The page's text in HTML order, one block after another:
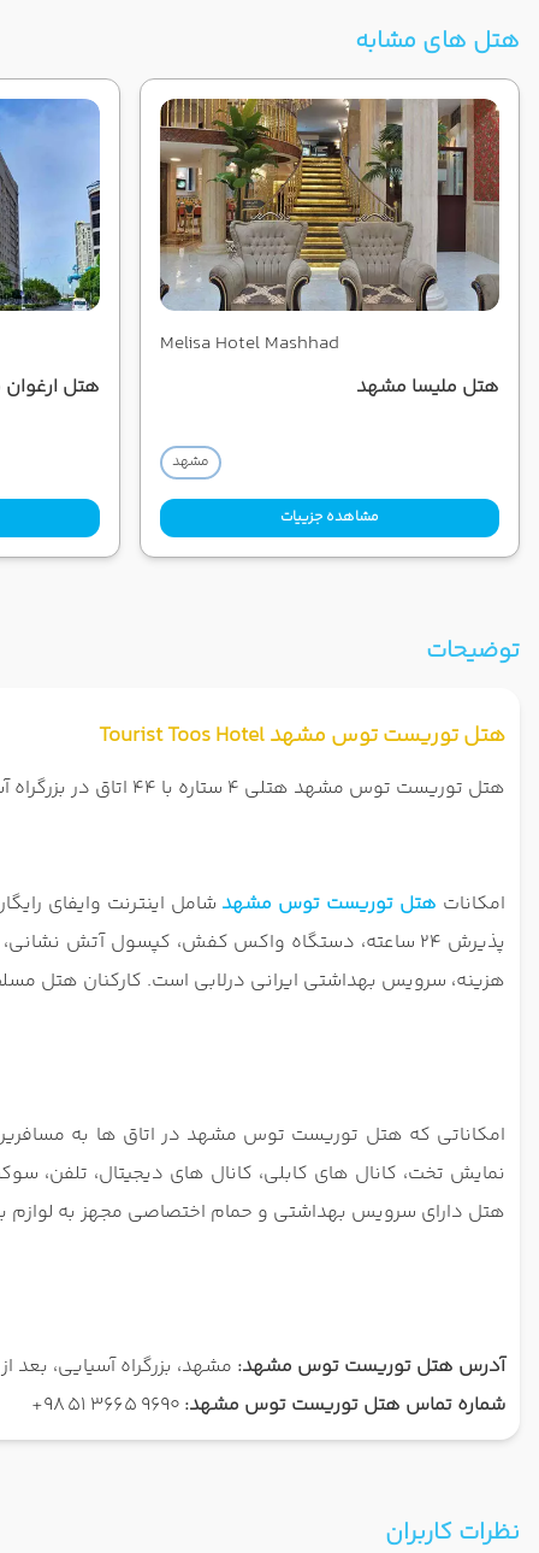
هتل های مشابه
Melisa Hotel Mashhad
هتل ملیسا مشهد
مشهد
مشاهده جزییات
هتل
توضیحات
هتل توریست توس مشهد Tourist Toos Hotel
هتل توریست توس مشهد هتلی 4 ستاره با 44 اتاق در بزرگراه آسیایی مشهد قرار دارد. از هتل توریست توس مشهد تا فرودگاه بین المللی مشهد 20 کیلومتر فاصله است.
امکانات هتل توریست توس مشهد شامل اینترنت وایفای
پذیرش 24 ساعته، دستگاه واکس کفش، کپسول آتش
هزینه، سرویس بهداشتی ایرانی درلابی است. کارکنان هتل
امکاناتی که هتل توریست توس مشهد در اتاق ها به
نمایش تخت، کانال های کابلی، کانال های دیجیتال،
هتل دارای سرویس بهداشتی و حمام اختصاصی مجهز به لوازم
آدرس هتل توریست توس مشهد: مشهد، بزرگراه آسیایی، بعد
شماره تماس هتل توریست توس مشهد: 9690 3665 51 98+
نظرات کاربران